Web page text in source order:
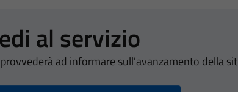
al servizio
ad informare sull'avanzamento della